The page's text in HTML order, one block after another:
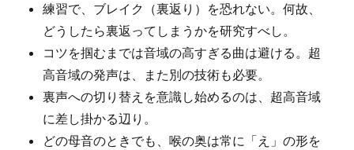
練習で、ブレイク（裏返り）を恐れない。何故、
どうしたら裏返ってしまうかを研究すべし。
コツを掴むまでは音域の高すぎる曲は避ける。超
高音域の発声は、また別の技術も必要。
裏声への切り替えを意識し始めるのは、超高音域
に差し掛かる辺り。
どの母音のときでも、喉の奥は常に「え」の形を